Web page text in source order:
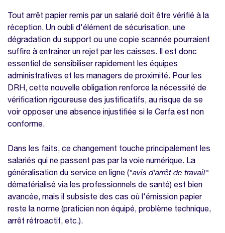
Tout arrêt papier remis par un salarié doit être vérifié à la
réception. Un oubli d'élément de sécurisation, une
dégradation du support ou une copie scannée pourraient
suffire à entraîner un rejet par les caisses. Il est donc
essentiel de sensibiliser rapidement les équipes
administratives et les managers de proximité. Pour les
DRH, cette nouvelle obligation renforce la nécessité de
vérification rigoureuse des justificatifs, au risque de se
voir opposer une absence injustifiée si le Cerfa est non
conforme.
Dans les faits, ce changement touche principalement les
salariés qui ne passent pas par la voie numérique. La
généralisation du service en ligne ("avis d'arrêt de travail"
dématérialisé via les professionnels de santé) est bien
avancée, mais il subsiste des cas où l'émission papier
reste la norme (praticien non équipé, problème technique,
arrêt rétroactif, etc.).